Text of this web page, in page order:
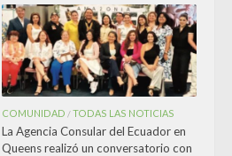
COMUNIDAD /TODAS LAS NOTICIAS
La Agencia Consular del Ecuador en
Queens realizó un conversatorio con